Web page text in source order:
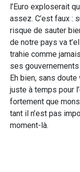
l’Euro exploserait
assez. C’est faux :
risque de sauter
de notre pays va
trahie comme
ses
Eh bien, sans
juste à temps pour
fortement que
tant il n’est pas
moment-là.